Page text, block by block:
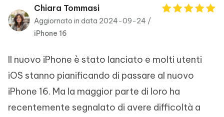
PDNob
PDF
Editor
New
iAnyGo
Chiara Tommasi
Aggiornato in data 2024-09-24 /
iPhone 16
Il nuovo iPhone è stato lanciato e molti utenti
iOS stanno pianificando di passare al nuovo
iPhone 16. Ma la maggior parte di loro ha
recentemente segnalato di avere difficoltà a